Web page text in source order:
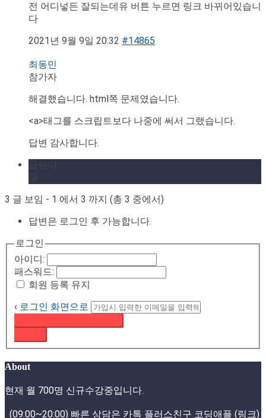
전 어디넣든 잘되는데유 버튼 누르면 링크 바뀌어있습니
다
2021년 9월 9일 20:32 #14865
최동민
참가자
해결했습니다. html쪽 문제였습니다.
<a>태그를 스크립트보다 나중에 써서 그랬습니다.
답변 감사합니다.
3 글 보임 - 1 에서 3 까지 (총 3 중에서)
답변은 로그인 후 가능합니다.
로그인
아이디:
패스워드:
회원 등록 유지
‹ 로그인 화면으로
About
현재 월 700명 신규수강중입니다.
(09:00~20:00) 빠른 상담은 카톡 플러스친구 코딩애플 (링크)